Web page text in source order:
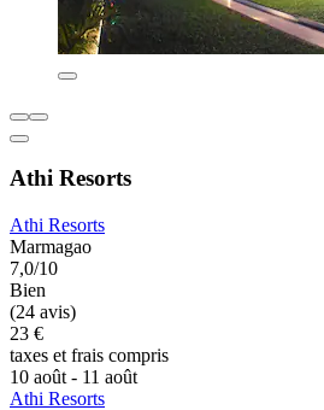
Athi Resorts
Athi Resorts
Marmagao
7,0/10
Bien
(24 avis)
23 €
taxes et frais compris
10 août - 11 août
Athi Resorts